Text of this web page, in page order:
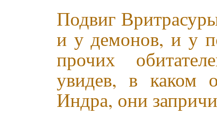
Подвиг
и у демонов, и у
прочих
увидев, в каком
Индра, они